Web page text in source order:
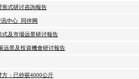
形式研讨咨詢報告
中心_同伴网
式及市場远景研讨報告
远景及投資機會研讨報告
：已抄获4000公斤